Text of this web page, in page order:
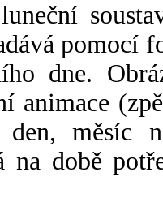
pomocí
dne.
animace
měsíc
na době